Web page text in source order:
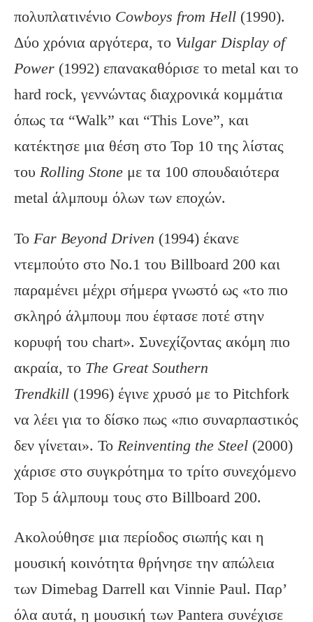
πολυπλατινένιο Cowboys from Hell (1990).
Δύο χρόνια αργότερα, το Vulgar Display of
Power (1992) επανακαθόρισε το metal και το
hard rock, γεννώντας διαχρονικά κομμάτια
όπως τα “Walk” και “This Love”, και
κατέκτησε μια θέση στο Top 10 της λίστας
του Rolling Stone με τα 100 σπουδαιότερα
metal άλμπουμ όλων των εποχών.
Το Far Beyond Driven (1994) έκανε
ντεμπούτο στο Νο.1 του Billboard 200 και
παραμένει μέχρι σήμερα γνωστό ως «το πιο
σκληρό άλμπουμ που έφτασε ποτέ στην
κορυφή του chart». Συνεχίζοντας ακόμη πιο
ακραία, το The GreatSouthern
Trendkill (1996) έγινε χρυσό με το Pitchfork
να λέει για το δίσκο πως «πιο συναρπαστικός
δεν γίνεται». Το Reinventing the Steel (2000)
χάρισε στο συγκρότημα το τρίτο συνεχόμενο
Top 5 άλμπουμ τους στο Billboard 200.
Ακολούθησε μια περίοδος σιωπής και η
μουσική κοινότητα θρήνησε την απώλεια
των Dimebag Darrell και Vinnie Paul. Παρ’
όλα αυτά, η μουσική των Pantera συνέχισε